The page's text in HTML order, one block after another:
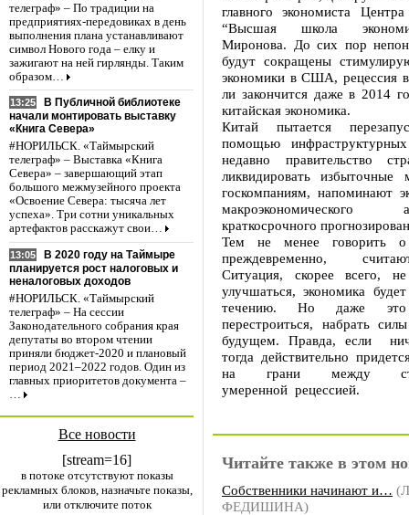
телеграф» – По традиции на
предприятиях-передовиках в день
выполнения плана устанавливают
символ Нового года – елку и
зажигают на ней гирлянды. Таким
образом…
13:25
В Публичной библиотеке
начали монтировать выставку
«Книга Севера»
#НОРИЛЬСК. «Таймырский
телеграф» – Выставка «Книга
Севера» – завершающий этап
большого межмузейного проекта
«Освоение Севера: тысяча лет
успеха». Три сотни уникальных
артефактов расскажут свои…
13:05
В 2020 году на Таймыре
планируется рост налоговых и
неналоговых доходов
#НОРИЛЬСК. «Таймырский
телеграф» – На сессии
Законодательного собрания края
депутаты во втором чтении
приняли бюджет-2020 и плановый
период 2021–2022 годов. Один из
главных приоритетов документа –
…
Все новости
[stream=16]
в потоке отсутствуют показы
рекламных блоков, назначьте показы,
или отключите поток
главного экономиста
“Высшая школа
Миронова. До сих пор
будут сокращены
экономики в США, рецессия
ли закончится даже в 2014
китайская экономика.
Китай пытается
помощью
недавно правительство
ликвидировать
госкомпаниям, напоминают
краткосрочного
Тем не менее говорить о
преждевременно,
Ситуация, скорее всего,
улучшаться, экономика
течению. Но даже
перестроиться, набрать
будущем. Правда, если
тогда действительно
на грани между
умеренной рецессией.
Читайте также в этом
Собственники начинают и…
ФЕДИШИНА)